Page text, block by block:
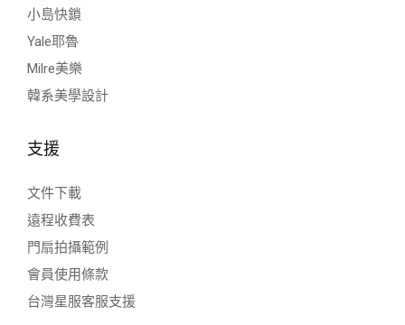
小島快鎖
Yale耶魯
Milre美樂
韓系美學設計
支援
文件下載
遠程收費表
門扇拍攝範例
會員使用條款
台灣星服客服支援